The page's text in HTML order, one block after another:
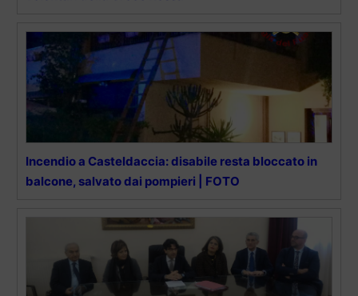
Incendio a Casteldaccia: disabile resta bloccato in
balcone, salvato dai pompieri | FOTO